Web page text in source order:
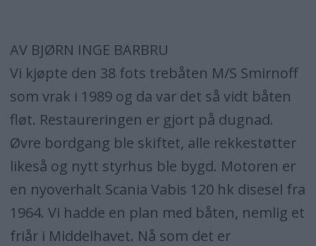
AV BJØRN INGE BARBRU
Vi kjøpte den 38 fots trebåten M/S Smirnoff
som vrak i 1989 og da var det så vidt båten
fløt. Restaureringen er gjort på dugnad.
Øvre bordgang ble skiftet, alle rekkestøtter
likeså og nytt styrhus ble bygd. Motoren er
en nyoverhalt Scania Vabis 120 hk disesel fra
1964. Vi hadde en plan med båten, nemlig et
friår i Middelhavet. Nå som det er